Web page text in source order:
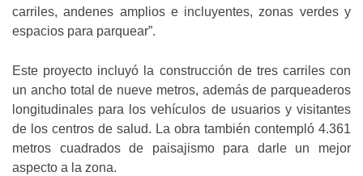
carriles, andenes amplios e incluyentes, zonas verdes y
espacios para parquear”.
Este proyecto incluyó la construcción de tres carriles con
un ancho total de nueve metros, además de parqueaderos
longitudinales para los vehículos de usuarios y visitantes
de los centros de salud. La obra también contempló 4.361
metros cuadrados de paisajismo para darle un mejor
aspecto a la zona.